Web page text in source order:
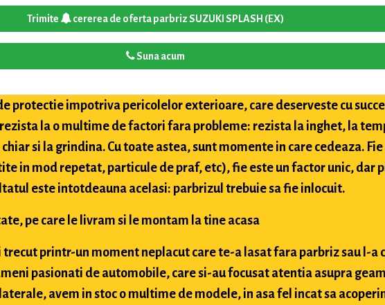
Trimite cererea de oferta parbriz SUZUKI SPLASH (EX)
Suna acum
protectie impotriva pericolelor exterioare, care deserveste cu
la o multime de factori fara probleme: rezista la inghet, la
si la grindina. Cu toate astea, sunt momente in care cedeaza.
in mod repetat, particule de praf, etc), fie este un factor unic, dar
este intotdeauna acelasi: parbrizul trebuie sa fie inlocuit.
pe care le livram si le montam la tine acasa
printr-un moment neplacut care te-a lasat fara parbriz sau l-a
pasionati de automobile, care si-au focusat atentia asupra
avem in stoc o multime de modele, in asa fel incat sa